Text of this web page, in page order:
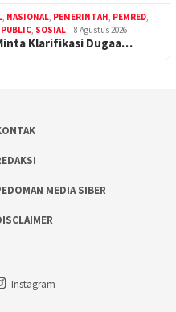
NASIONAL PEMERINTAH PEMRED
PUBLIC SOSIAL 8 Agustus 2026
Klarifikasi Dugaa…
MEDIA SIBER
Instagram